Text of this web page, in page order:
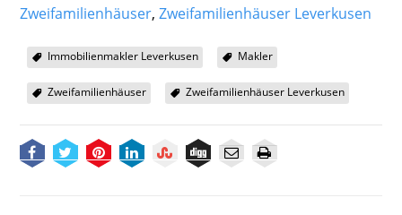
Zweifamilienhäuser, Zweifamilienhäuser Leverkusen
Immobilienmakler Leverkusen Makler
Zweifamilienhäuser Zweifamilienhäuser Leverkusen